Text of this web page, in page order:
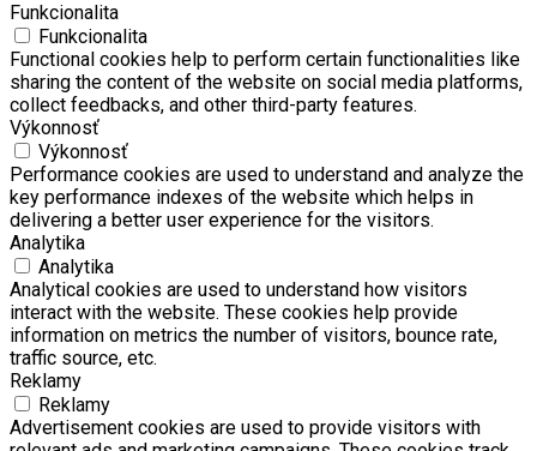
Funkcionalita
Funkcionalita
Functional cookies help to perform certain functionalities like
sharing the content of the website on social media platforms,
collect feedbacks, and other third-party features.
Výkonnosť
Výkonnosť
Performance cookies are used to understand and analyze the
key performance indexes of the website which helps in
delivering a better user experience for the visitors.
Analytika
Analytika
Analytical cookies are used to understand how visitors
interact with the website. These cookies help provide
information on metrics the number of visitors, bounce rate,
traffic source, etc.
Reklamy
Reklamy
Advertisement cookies are used to provide visitors with